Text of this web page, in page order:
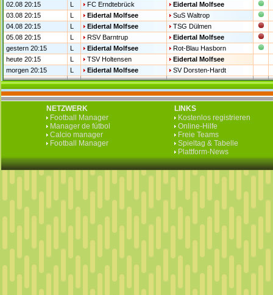
02.08 20:15
L FC Erndtebrück
Eidertal Molfsee
03.08 20:15
L Eidertal Molfsee
SuS Waltrop
04.08 20:15
L Eidertal Molfsee
TSG Dülmen
05.08 20:15
L RSV Barntrup
Eidertal Molfsee
gestern 20:15
L Eidertal Molfsee
Rot-Blau Hasborn
heute 20:15
L TSV Holtensen
Eidertal Molfsee
morgen 20:15
L Eidertal Molfsee SV Dorsten-Hardt
NETZWERK
Football Manager
Manager de fútbol
Calcio manager
Football Manager
LINKS
Kostenlos registrieren
Online-Hilfe
Freie Teams
Spieltag & Tabelle
Plattform-News